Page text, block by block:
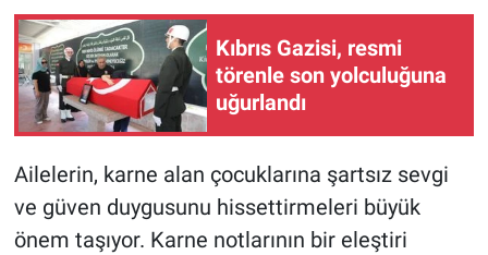
Kıbrıs Gazisi, resmi
törenle son yolculuğuna
uğurlandı
Ailelerin, karne alan çocuklarına şartsız sevgi
ve güven duygusunu hissettirmeleri büyük
önem taşıyor. Karne notlarının bir eleştiri